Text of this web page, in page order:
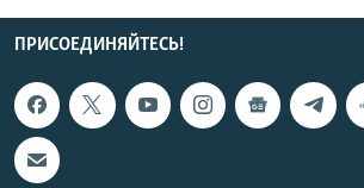
ПРИСОЕДИНЯЙТЕСЬ!